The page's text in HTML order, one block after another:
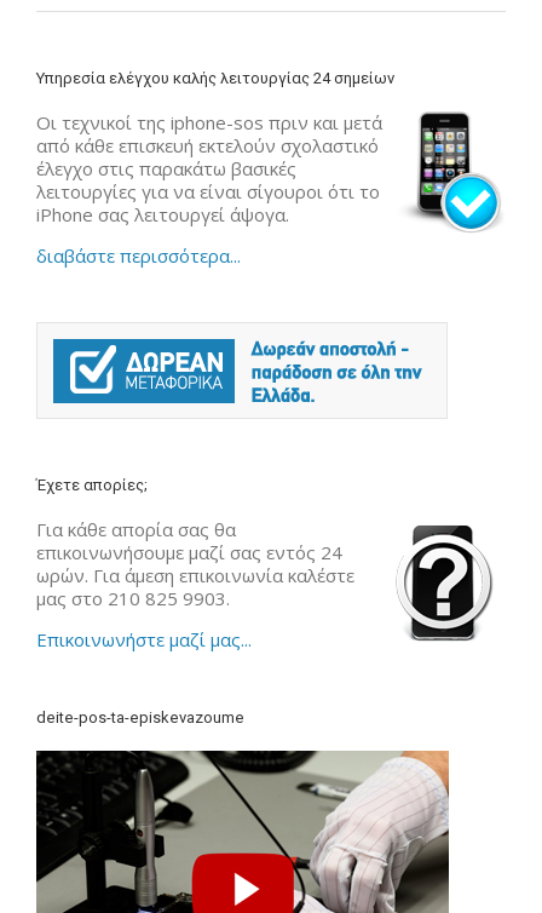
Υπηρεσία ελέγχου καλής λειτουργίας 24 σημείων
Οι τεχνικοί της iphone-sos πριν και μετά
από κάθε επισκευή εκτελούν σχολαστικό
έλεγχο στις παρακάτω βασικές
λειτουργίες για να είναι σίγουροι ότι το
iPhone σας λειτουργεί άψογα.
διαβάστε περισσότερα...
Έχετε απορίες;
Για κάθε απορία σας θα
επικοινωνήσουμε μαζί σας εντός 24
ωρών. Για άμεση επικοινωνία καλέστε
μας στο 210 825 9903.
Επικοινωνήστε μαζί μας...
deite-pos-ta-episkevazoume